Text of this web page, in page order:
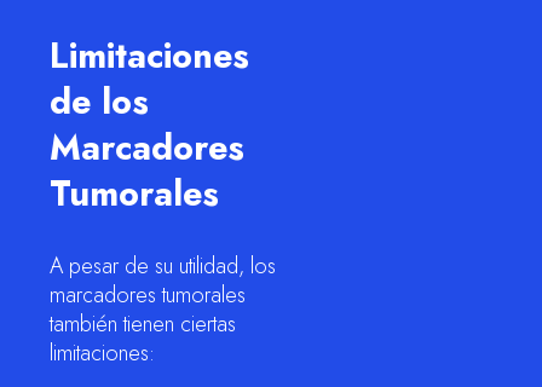
Limitaciones
de los
Marcadores
Tumorales
A pesar de su utilidad, los
marcadores tumorales
también tienen ciertas
limitaciones: